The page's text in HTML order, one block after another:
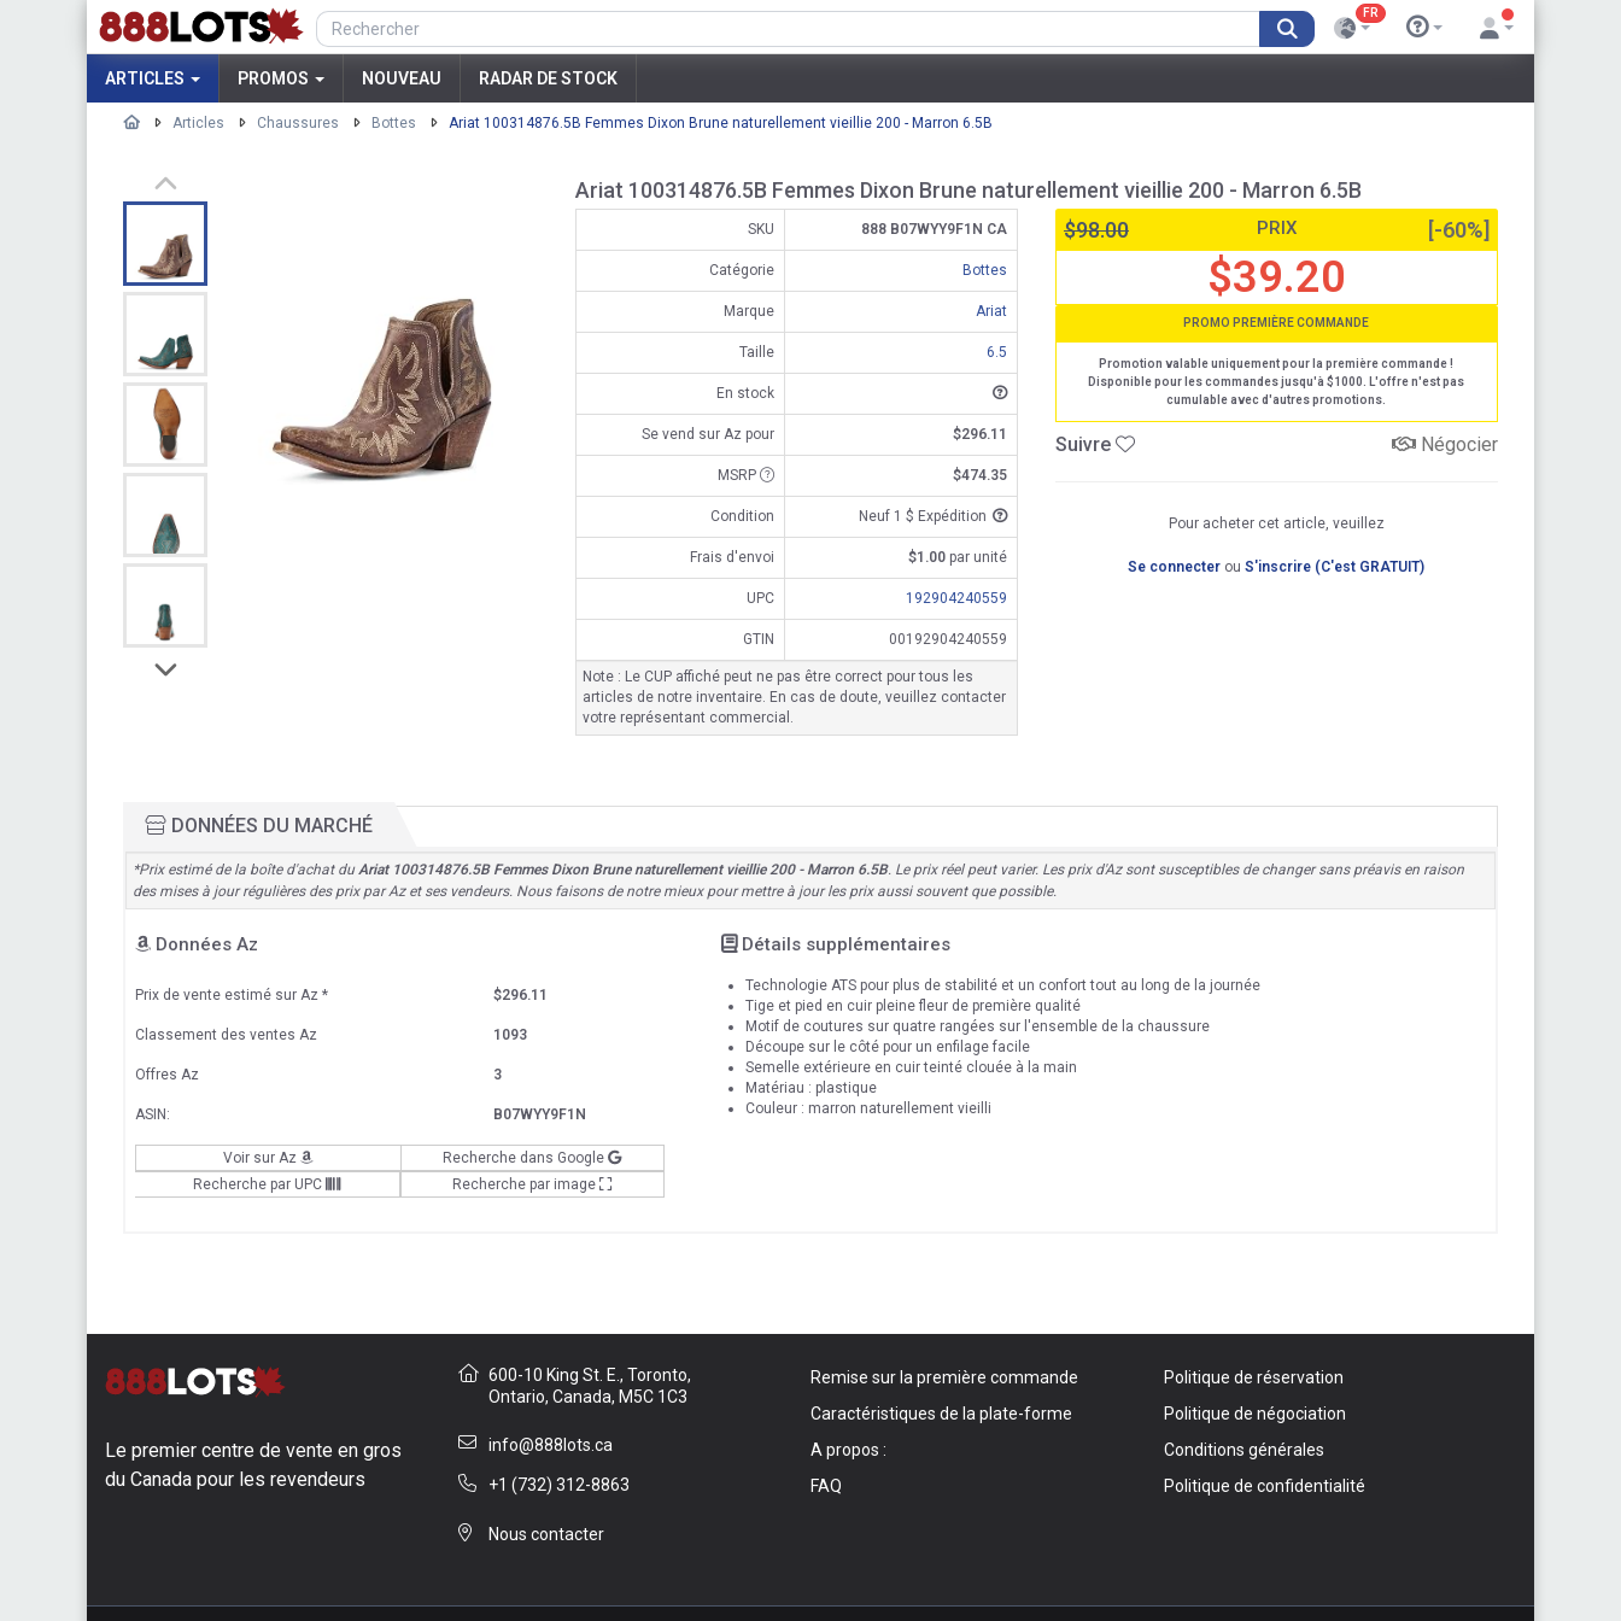
FR
ARTICLES PROMOS NOUVEAU RADAR DE STOCK
Articles Chaussures Bottes Ariat 100314876.5B Femmes Dixon Brune naturellement vieillie 200 - Marron 6.5B
Ariat 100314876.5B Femmes Dixon Brune naturellement vieillie 200 - Marron 6.5B
SKU 888 B07WYY9F1N CA
Catégorie Bottes
Marque Ariat
Taille 6.5
En stock
Se vend sur Az pour $296.11
MSRP $474.35
Condition Neuf 1 $ Expédition
Frais d'envoi $1.00 par unité
UPC 192904240559
GTIN 00192904240559
Note : Le CUP affiché peut ne pas être correct pour tous les
articles de notre inventaire. En cas de doute, veuillez contacter
votre représentant commercial.
$98.00 PRIX [-60%]
$39.20
PROMO PREMIÈRE COMMANDE
Promotion valable uniquement pour la première commande !
Disponible pour les commandes jusqu'à $1000. L'offre n'est pas
cumulable avec d'autres promotions.
Suivre Négocier
Pour acheter cet article, veuillez
Se connecter ouS'inscrire (C'est GRATUIT)
DONNÉES DU MARCHÉ
*Prix estimé de la boîte d'achat duAriat 100314876.5B Femmes Dixon Brune naturellement vieillie 200 - Marron 6.5B. Le prix réel peut varier. Les prix d'Az sont susceptibles de changer sans préavis en raison
des mises à jour régulières des prix par Az et ses vendeurs. Nous faisons de notre mieux pour mettre à jour les prix aussi souvent que possible.
Données Az
Prix de vente estimé sur Az * $296.11
Classement des ventes Az 1093
Offres Az 3
ASIN: B07WYY9F1N
Voir sur Az
Recherche dans Google
Recherche par UPC
Recherche par image
Détails supplémentaires
Technologie ATS pour plus de stabilité et un confort tout au long de la journée
Tige et pied en cuir pleine fleur de première qualité
Motif de coutures sur quatre rangées sur l'ensemble de la chaussure
Découpe sur le côté pour un enfilage facile
Semelle extérieure en cuir teinté clouée à la main
Matériau : plastique
Couleur : marron naturellement vieilli
Le premier centre de vente en gros
du Canada pour les revendeurs
600-10 King St. E., Toronto,
Ontario, Canada, M5C 1C3
info@888lots.ca
+1 (732) 312-8863
Nous contacter
Remise sur la première commande
Caractéristiques de la plate-forme
A propos :
FAQ
Politique de réservation
Politique de négociation
Conditions générales
Politique de confidentialité